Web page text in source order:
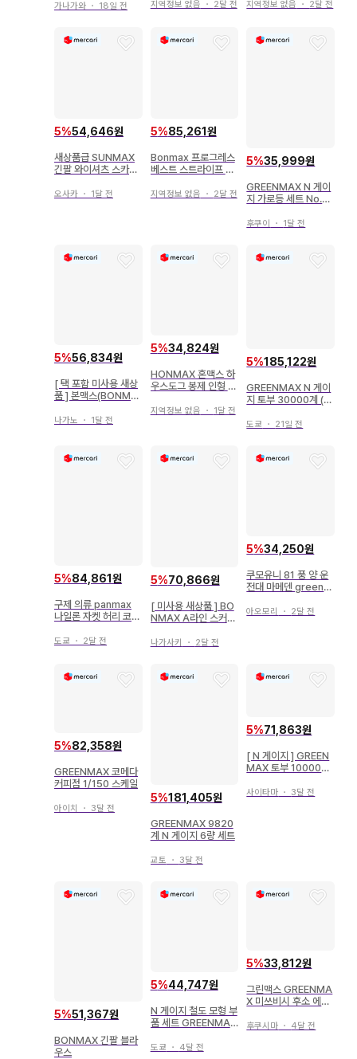
NMAX
가나가와 ・ 18일 전 지역정보 없음 ・ 2달 전 지역정보 없음 ・ 2달 전
5%54,646원
새상품급 SUNMAX
긴팔 와이셔츠 스카이
성용 셔츠
오사카 ・ 1달 전
5%85,261원
Bonmax 프로그레스
베스트 스트라이프 9
지역정보 없음 ・ 2달 전
5%35,999원
GREENMAX N 게이
지 가로등 세트 No.3
후쿠이 ・ 1달 전
5%56,834원
[ 택 포함 미사용 새상
품 ] 본맥스(BONMA
나가노 ・ 1달 전
5%34,824원
HONMAX 혼맥스 하
우스도그 봉제 인형 개
지역정보 없음 ・ 1달 전
5%185,122원
GREENMAX N 게이
지 토부 30000계 (이
지 점등 차 번호 선택
도쿄 ・ 21일 전
5%84,861원
구제 의류 panmax
나일론 자켓 허리 코드
도쿄 ・ 2달 전
5%70,866원
[ 미사용 새상품 ] BO
NMAX A라인 스커트
나가사키 ・ 2달 전
5%34,250원
쿠모유니 81 풍 양 운
전대 마메덴 greenm
아오모리 ・ 2달 전
5%82,358원
GREENMAX 코메다
커피점 1/150 스케일
아이치 ・ 3달 전
5%181,405원
GREENMAX 9820
계 N 게이지 6량 세트
교토 ・ 3달 전
5%71,863원
[ N 게이지 ] GREEN
MAX 토부 10000형
사이타마 ・ 3달 전
5%51,367원
BONMAX 긴팔 블라
우스
5%44,747원
N 게이지 철도 모형 부
품 세트 GREENMAX
도쿄 ・ 4달 전
5%33,812원
그린맥스 GREENMA
X 미쓰비시 후소 에어
후쿠시마 ・ 4달 전